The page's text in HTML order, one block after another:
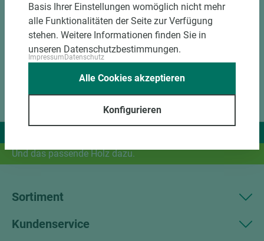
Und das passende Holz dazu.
Sortiment
Kundenservice
Basis Ihrer Einstellungen womöglich nicht mehr
alle Funktionalitäten der Seite zur Verfügung
stehen. Weitere Informationen finden Sie in
unseren Datenschutzbestimmungen.
ImpressumDatenschutz
Konfigurieren
Alle Cookies akzeptieren